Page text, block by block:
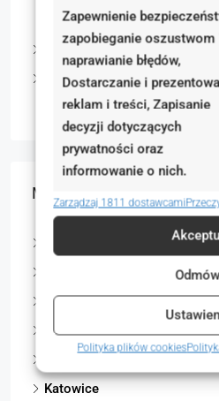
Zapewnienie
zapobieganie oszustwom
naprawianie błędów,
Dostarczanie i
reklam i treści, Zapisanie
decyzji dotyczących
prywatności oraz
informowanie o nich.
Zarządzaj 1811 dostawcami
Polityka plików cookies
Mieszkania
Grunty
Nieruchomości komercyjne
Lokale użytkowe
Miasta
Kwidzyn
Gliwice
Katowice